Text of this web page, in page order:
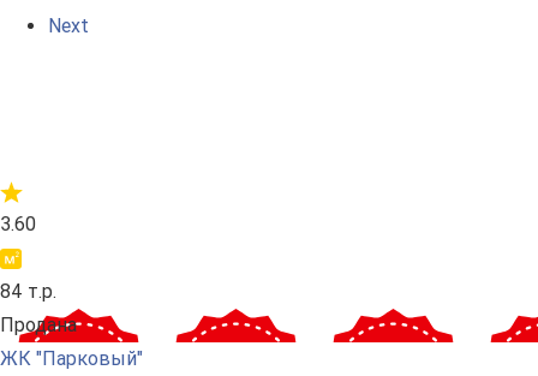
Next
3.60
84 т.р.
Продана
ЖК "Парковый"